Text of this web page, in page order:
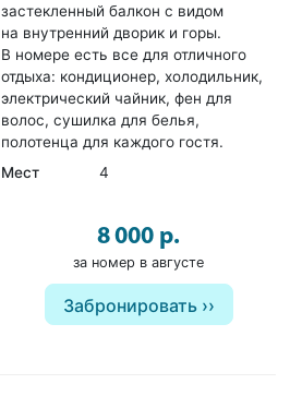
застекленный балкон с видом
на внутренний дворик и горы.
В номере есть все для отличного
отдыха: кондиционер, холодильник,
электрический чайник, фен для
волос, сушилка для белья,
полотенца для каждого гостя.
Мест
4
8 000 р.
за номер в августе
Забронировать